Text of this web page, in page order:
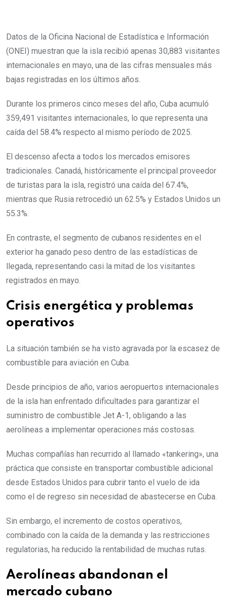
Datos de la Oficina Nacional de Estadística e Información
(ONEI) muestran que la isla recibió apenas 30,883 visitantes
internacionales en mayo, una de las cifras mensuales más
bajas registradas en los últimos años.
Durante los primeros cinco meses del año, Cuba acumuló
359,491 visitantes internacionales, lo que representa una
caída del 58.4% respecto al mismo período de 2025.
El descenso afecta a todos los mercados emisores
tradicionales. Canadá, históricamente el principal proveedor
de turistas para la isla, registró una caída del 67.4%,
mientras que Rusia retrocedió un 62.5% y Estados Unidos un
55.3%.
En contraste, el segmento de cubanos residentes en el
exterior ha ganado peso dentro de las estadísticas de
llegada, representando casi la mitad de los visitantes
registrados en mayo.
Crisis energética y problemas
operativos
La situación también se ha visto agravada por la escasez de
combustible para aviación en Cuba.
Desde principios de año, varios aeropuertos internacionales
de la isla han enfrentado dificultades para garantizar el
suministro de combustible Jet A-1, obligando a las
aerolíneas a implementar operaciones más costosas.
Muchas compañías han recurrido al llamado «tankering», una
práctica que consiste en transportar combustible adicional
desde Estados Unidos para cubrir tanto el vuelo de ida
como el de regreso sin necesidad de abastecerse en Cuba.
Sin embargo, el incremento de costos operativos,
combinado con la caída de la demanda y las restricciones
regulatorias, ha reducido la rentabilidad de muchas rutas.
Aerolíneas abandonan el
mercado cubano